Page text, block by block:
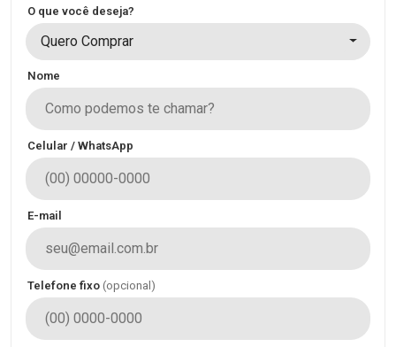
O que você deseja?
Quero Comprar
Nome
Celular / WhatsApp
E-mail
Telefone fixo (opcional)